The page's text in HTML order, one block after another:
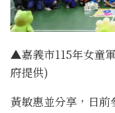
▲嘉義市115年女童
府提供)
黃敏惠並分享，日